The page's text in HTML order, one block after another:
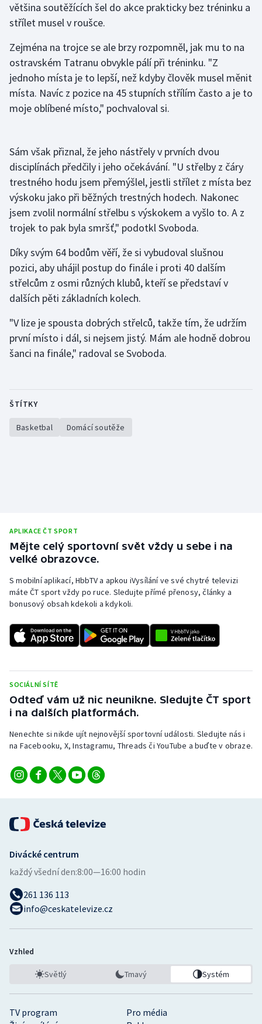
Parasport
Plavání
Plážový volejbal
Ragby
Rychlostní kanoistika
Short track
Sportovní střelba
Triatlon
Veslování
Vodní slalom
Volejbal
většina soutěžících šel do akce prakticky bez tréninku a
střílet musel v roušce.
Zejména na trojce se ale brzy rozpomněl, jak mu to na
ostravském Tatranu obvykle pálí při tréninku. "Z
jednoho místa je to lepší, než kdyby člověk musel měnit
místa. Navíc z pozice na 45 stupních střílím často a je to
moje oblíbené místo," pochvaloval si.
Sám však přiznal, že jeho nástřely v prvních dvou
disciplínách předčily i jeho očekávání. "U střelby z čáry
trestného hodu jsem přemýšlel, jestli střílet z místa bez
výskoku jako při běžných trestných hodech. Nakonec
jsem zvolil normální střelbu s výskokem a vyšlo to. A z
trojek to pak byla smršť," podotkl Svoboda.
Díky svým 64 bodům věří, že si vybudoval slušnou
pozici, aby uhájil postup do finále i proti 40 dalším
střelcům z osmi různých klubů, kteří se představí v
dalších pěti základních kolech.
"V lize je spousta dobrých střelců, takže tím, že udržím
první místo i dál, si nejsem jistý. Mám ale hodně dobrou
šanci na finále," radoval se Svoboda.
ŠTÍTKY
Basketbal Domácí soutěže
APLIKACE ČT SPORT
Mějte celý sportovní svět vždy u sebe i na
velké obrazovce.
S mobilní aplikací, HbbTV a apkou iVysílání ve své chytré televizi
máte ČT sport vždy po ruce. Sledujte přímé přenosy, články a
bonusový obsah kdekoli a kdykoli.
SOCIÁLNÍ SÍTĚ
Odteď vám už nic neunikne. Sledujte ČT sport
i na dalších platformách.
Nenechte si nikde ujít nejnovější sportovní události. Sledujte nás i
na Facebooku, X, Instagramu, Threads či YouTube a buďte v obraze.
TV program
Pro média
Divácké centrum
každý všední den:8:00—16:00 hodin
261 136 113
info@ceskatelevize.cz
Vzhled
Světlý Tmavý Systém